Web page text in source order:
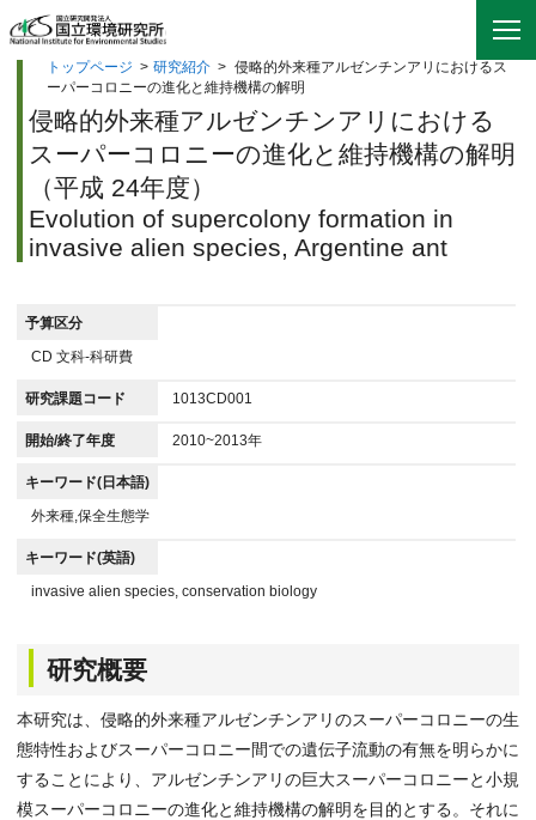
トップページ > 研究紹介 > 侵略的外来種アルゼンチンアリにおけるス
ーパーコロニーの進化と維持機構の解明
侵略的外来種アルゼンチンアリにおける
スーパーコロニーの進化と維持機構の解明
（平成 24年度）
Evolution of supercolony formation in
invasive alien species, Argentine ant
予算区分
CD 文科-科研費
研究課題コード 1013CD001
開始/終了年度 2010~2013年
キーワード(日本語)
外来種,保全生態学
キーワード(英語)
invasive alien species, conservation biology
研究概要
本研究は、侵略的外来種アルゼンチンアリのスーパーコロニーの生
態特性およびスーパーコロニー間での遺伝子流動の有無を明らかに
することにより、アルゼンチンアリの巨大スーパーコロニーと小規
模スーパーコロニーの進化と維持機構の解明を目的とする。それに